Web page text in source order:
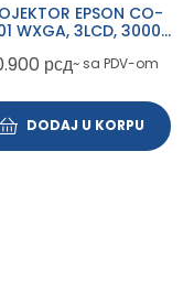
EPSON CO-
WXGA, 3LCD, 3000
рсд~ sa PDV-om
DODAJ U KORPU